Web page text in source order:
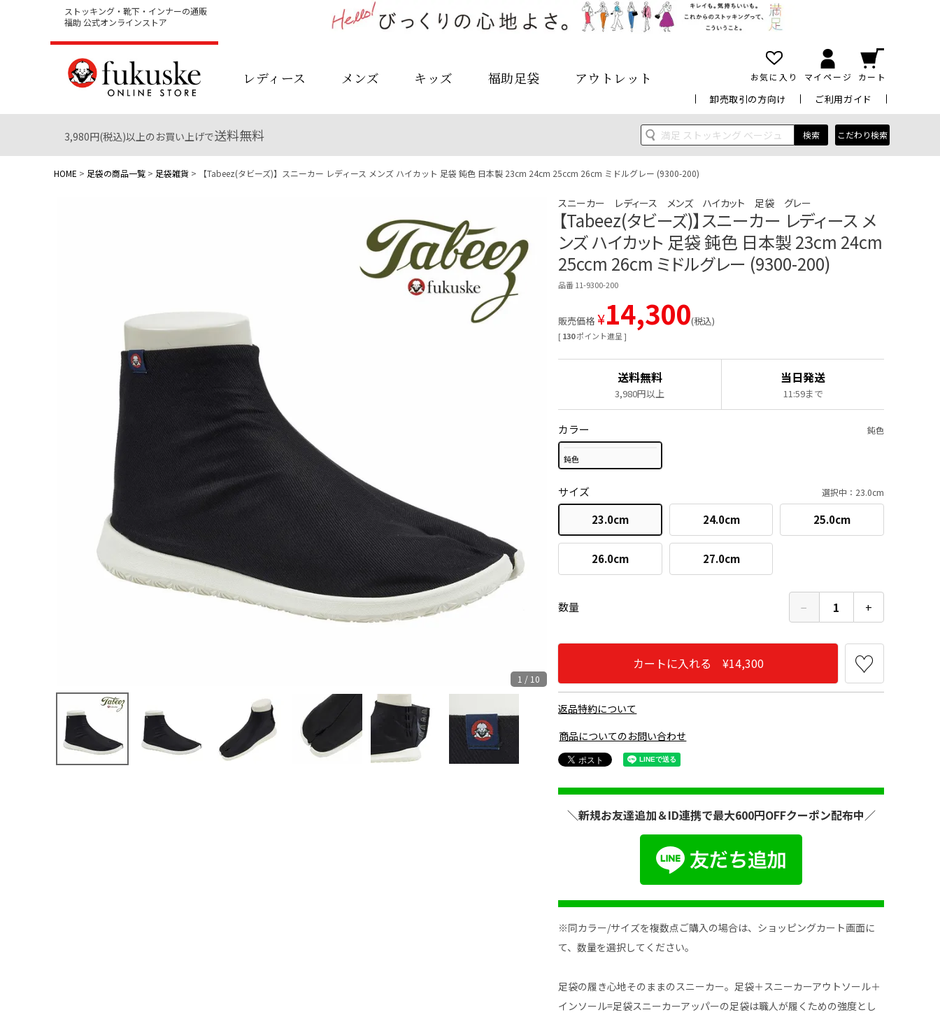
ストッキング・靴下・インナーの通販
福助 公式オンラインストア
レディース メンズ キッズ 福助足袋 アウトレット お気に入り マイページ カート
卸売取引の方向け ご利用ガイド
3,980円(税込)以上のお買い上げで送料無料 検索 こだわり検索
HOME 足袋の商品一覧 足袋雑貨 【Tabeez(タビーズ)】スニーカー レディース メンズ ハイカット 足袋 鈍色 日本製 23cm 24cm 25ccm 26cm ミドルグレー (9300-200)
1 / 10
スニーカー レディース メンズ ハイカット 足袋 グレー
【Tabeez(タビーズ)】スニーカー レディース メ
ンズ ハイカット 足袋 鈍色 日本製 23cm 24cm
25ccm 26cm ミドルグレー (9300-200)
品番 11-9300-200
[130ポイント進呈 ]
販売価格 ¥14,300 税込
送料無料
3,980円以上
当日発送
11:59まで
カラー 鈍色
鈍色
サイズ 選択中：23.0cm
23.0cm 24.0cm 25.0cm
26.0cm 27.0cm
数量 − 1 +
カートに入れる ¥14,300
返品特約について
商品についてのお問い合わせ
＼新規お友達追加＆ID連携で最大600円OFFクーポン配布中／
※同カラー/サイズを複数点ご購入の場合は、ショッピングカート画面に
て、数量を選択してください。
足袋の履き心地そのままのスニーカー。足袋＋スニーカーアウトソール＋
インソール=足袋スニーカーアッパーの足袋は職人が履くための強度とし